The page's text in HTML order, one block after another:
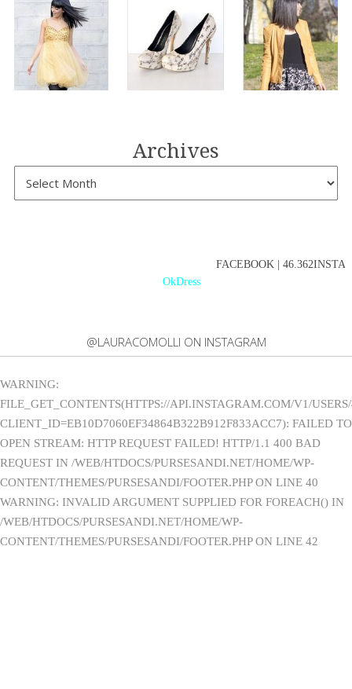
Archives
FACEBOOK |
OkDress
@LAURACOMOLLI ON INSTAGRAM
WARNING:
FILE_GET_CONTENTS(HTTPS://API.INSTAGRAM.COM/V1/
CLIENT_ID=EB10D7060EF34864B322B912F833ACC7): FAILED TO
OPEN STREAM: HTTP REQUEST FAILED! HTTP/1.1 400 BAD
REQUEST IN /WEB/HTDOCS/PURSESANDI.NET/HOME/WP-
CONTENT/THEMES/PURSESANDI/FOOTER.PHP ON LINE 40
WARNING: INVALID ARGUMENT SUPPLIED FOR FOREACH() IN
/WEB/HTDOCS/PURSESANDI.NET/HOME/WP-
CONTENT/THEMES/PURSESANDI/FOOTER.PHP ON LINE 42